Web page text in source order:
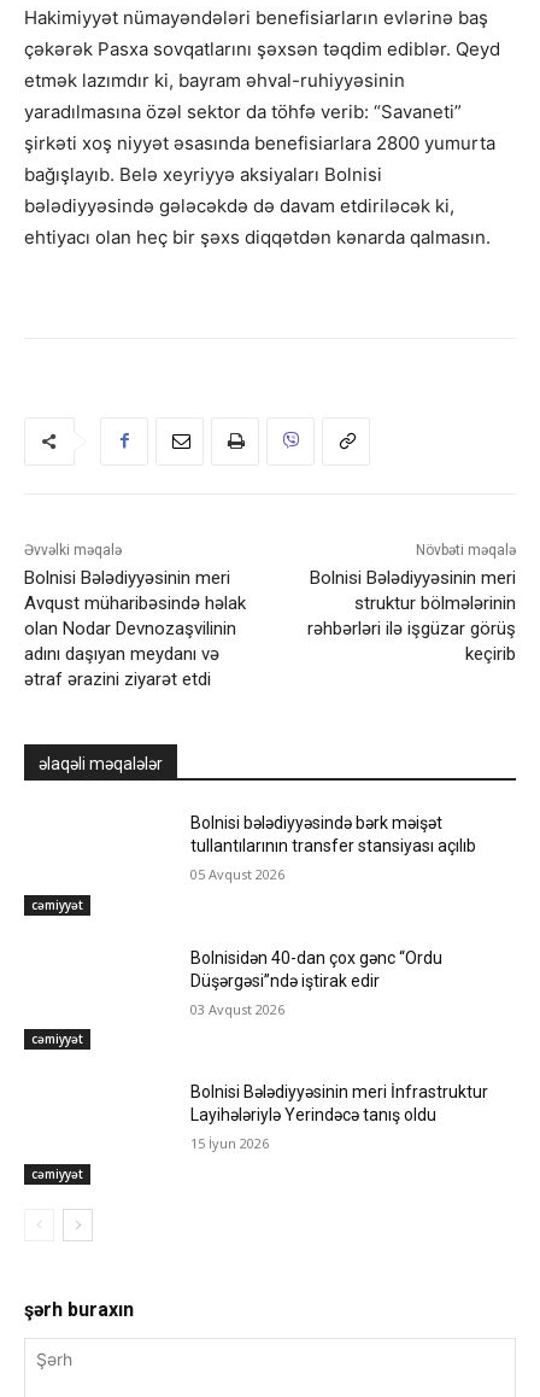
Hakimiyyət nümayəndələri benefisiarların evlərinə baş
çəkərək Pasxa sovqatlarını şəxsən təqdim ediblər. Qeyd
etmək lazımdır ki, bayram əhval-ruhiyyəsinin
yaradılmasına özəl sektor da töhfə verib: “Savaneti”
şirkəti xoş niyyət əsasında benefisiarlara 2800 yumurta
bağışlayıb. Belə xeyriyyə aksiyaları Bolnisi
bələdiyyəsində gələcəkdə də davam etdiriləcək ki,
ehtiyacı olan heç bir şəxs diqqətdən kənarda qalmasın.
Əvvəlki məqalə
Bolnisi Bələdiyyəsinin meri
Avqust müharibəsində həlak
olan Nodar Devnozaşvilinin
adını daşıyan meydanı və
ətraf ərazini ziyarət etdi
Növbəti məqalə
Bolnisi Bələdiyyəsinin meri
struktur bölmələrinin
rəhbərləri ilə işgüzar görüş
keçirib
əlaqəli məqalələr
cəmiyyət
Bolnisi bələdiyyəsində bərk məişət
tullantılarının transfer stansiyası açılıb
05 Avqust 2026
cəmiyyət
Bolnisidən 40-dan çox gənc “Ordu
Düşərgəsi”ndə iştirak edir
03 Avqust 2026
cəmiyyət
Bolnisi Bələdiyyəsinin meri İnfrastruktur
Layihələriylə Yerindəcə tanış oldu
15 İyun 2026
şərh buraxın